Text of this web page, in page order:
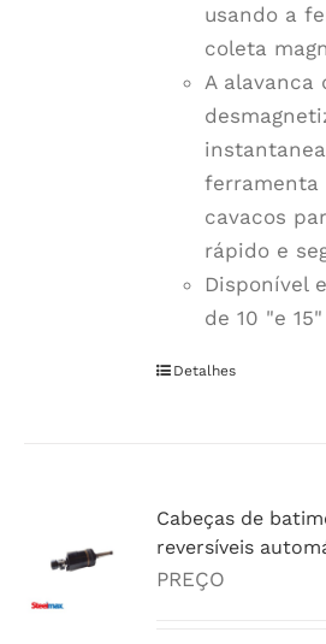
usando a
coleta
A alavanca
ferramenta
cavacos
rápido e
Disponível
de 10 "e 15"
Detalhes
Cabeças de
reversíveis
PREÇO